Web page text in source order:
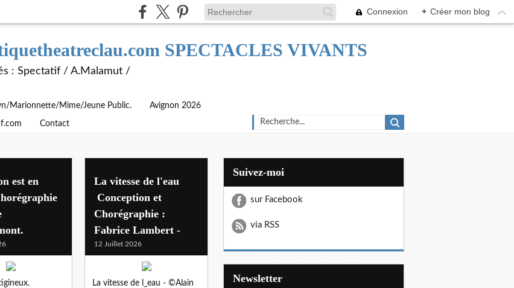
Connexion + Créer mon blog
SPECTACLES VIVANTS
: Spectatif / A.Malamut /
Marionnette/Mime/Jeune Public. Avignon 2026
Contact
est en
La vitesse de l'eau
Conception et
Chorégraphie :
Fabrice Lambert -
12 Juillet 2026
La vitesse de l_eau - ©Alain
Suivez-moi
sur Facebook
via RSS
Newsletter